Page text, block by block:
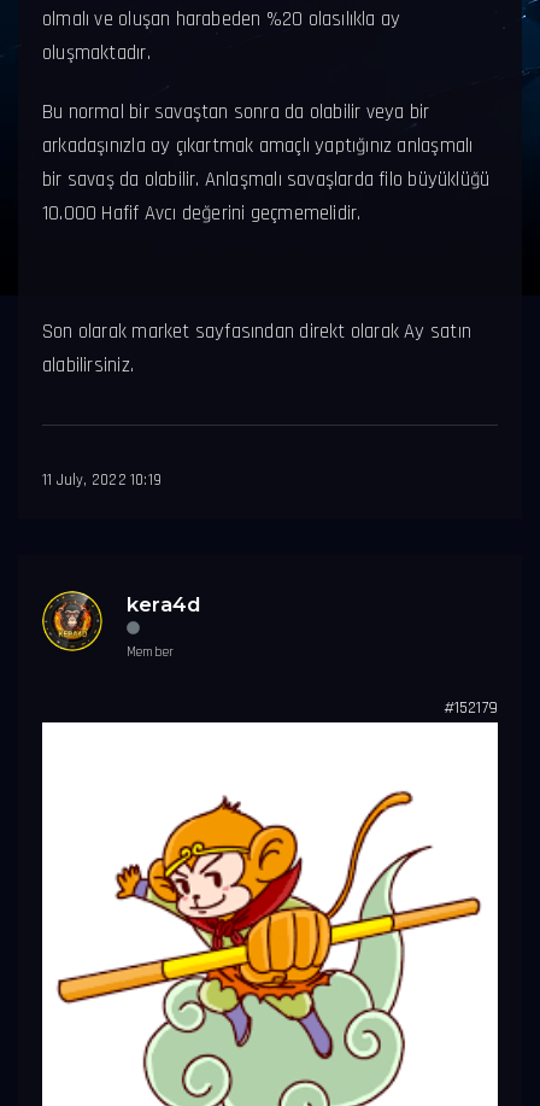
olmalı ve oluşan harabeden %20 olasılıkla ay
oluşmaktadır.
Bu normal bir savaştan sonra da olabilir veya bir
arkadaşınızla ay çıkartmak amaçlı yaptığınız anlaşmalı
bir savaş da olabilir. Anlaşmalı savaşlarda filo büyüklüğü
10.000 Hafif Avcı değerini geçmemelidir.
Son olarak market sayfasından direkt olarak Ay satın
alabilirsiniz.
11 July, 2022 10:19
kera4d
Member
#152179